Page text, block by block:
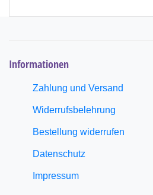
Informationen
Zahlung und Versand
Widerrufsbelehrung
Bestellung widerrufen
Datenschutz
Impressum